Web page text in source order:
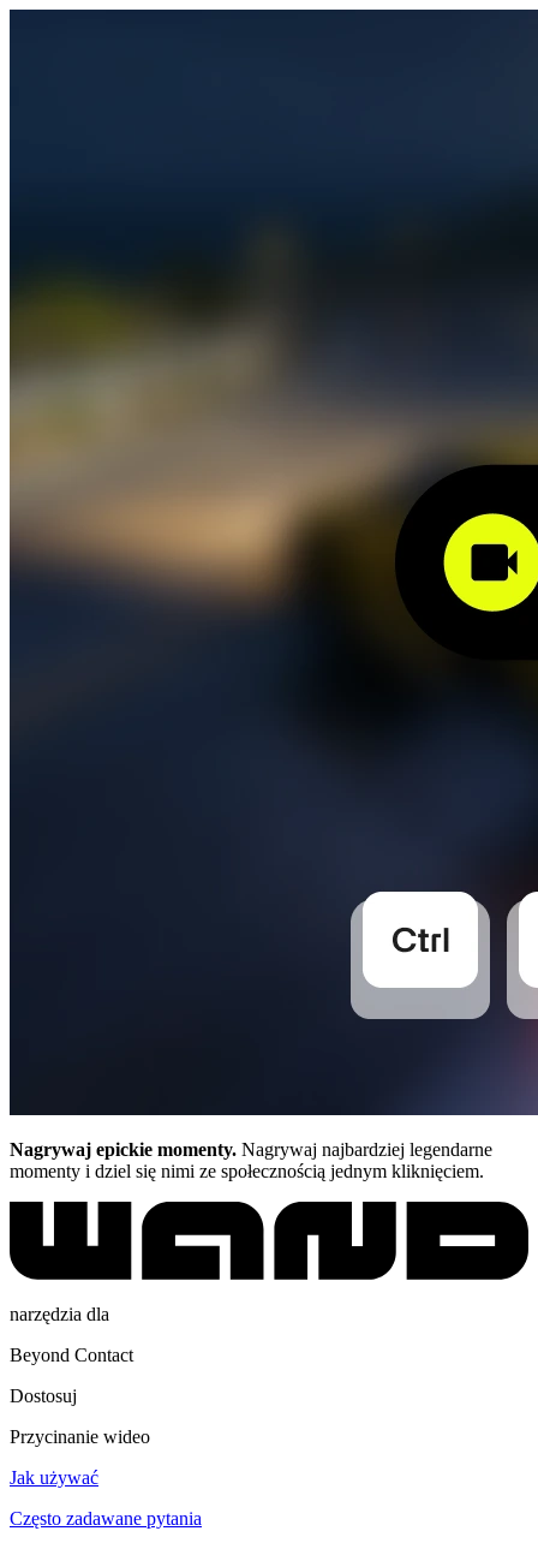
Nagrywaj epickie momenty. Nagrywaj najbardziej legendarne
momenty i dziel się nimi ze społecznością jednym kliknięciem.
narzędzia dla
Beyond Contact
Dostosuj
Przycinanie wideo
Jak używać
Często zadawane pytania